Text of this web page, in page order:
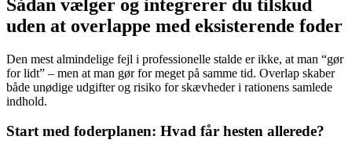
Sådan vælger og integrerer du tilskud
uden at overlappe med eksisterende foder
Den mest almindelige fejl i professionelle stalde er ikke, at man “gør
for lidt” – men at man gør for meget på samme tid. Overlap skaber
både unødige udgifter og risiko for skævheder i rationens samlede
indhold.
Start med foderplanen: Hvad får hesten allerede?